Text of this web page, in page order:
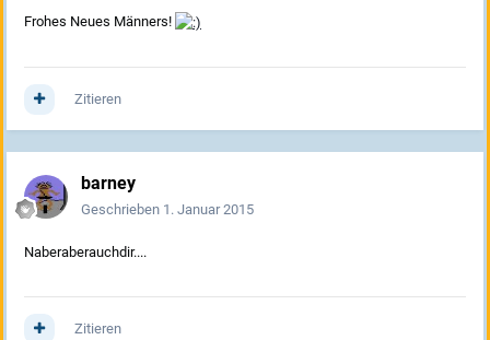
Frohes Neues Männers!
Zitieren
barney
Geschrieben 1. Januar 2015
Naberaberauchdir....
Zitieren